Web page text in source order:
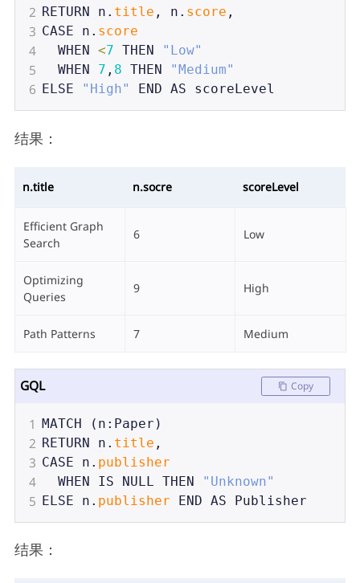
2 RETURN n . title , n . score ,
3 CASE n . score
4 WHEN <7 THEN "Low"
5 WHEN 7 , 8 THEN "Medium"
6 ELSE "High" END AS scoreLevel
结果：
n.title n.socre scoreLevel
Efficient Graph
Search
6 Low
Optimizing
Queries
9 High
Path Patterns 7 Medium
GQL Copy
1 MATCH ( n : Paper )
2 RETURN n . title ,
3 CASE n . publisher
4 WHEN IS NULL THEN "Unknown"
5 ELSE n . publisher END AS Publisher
结果：